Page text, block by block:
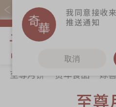
易赏钱会员凭推广码购买现
关于奇华 奇华饼食
至尊月饼
至尊月饼 贺年食品 嫁
至尊
我同意接收
推送通知
取消